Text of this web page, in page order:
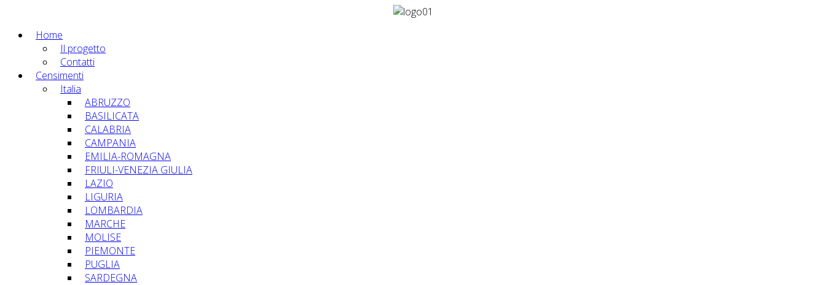
Home
Il progetto
Contatti
Censimenti
Italia
ABRUZZO
BASILICATA
CALABRIA
CAMPANIA
EMILIA-ROMAGNA
FRIULI-VENEZIA GIULIA
LAZIO
LIGURIA
LOMBARDIA
MARCHE
MOLISE
PIEMONTE
PUGLIA
SARDEGNA